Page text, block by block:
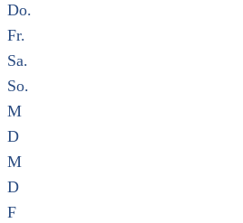
Do.
Fr.
Sa.
So.
M
D
M
D
F